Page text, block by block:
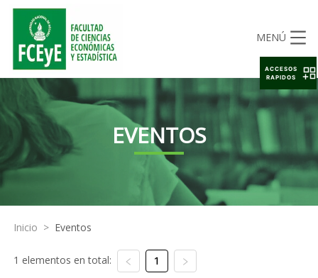
MENÚ
EVENTOS
Inicio > Eventos
1 elementos en total: 1
ACCESOS
RAPIDOS